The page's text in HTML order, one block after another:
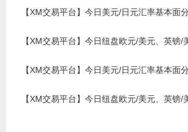
【XM交易平台】今日美元/日元汇率基本面
【XM交易平台】今日纽盘欧元/美元、英
【XM交易平台】今日美元/日元汇率基本面
【XM交易平台】今日纽盘欧元/美元、英